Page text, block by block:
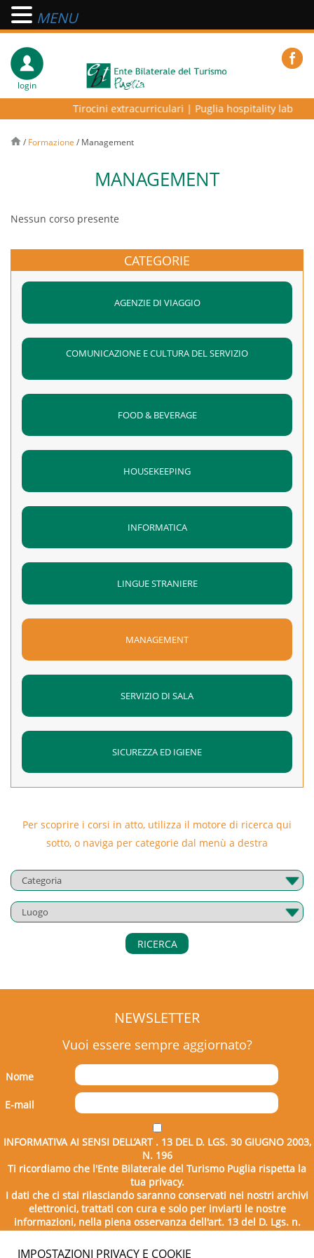
login
Tirocini extracurriculari|Puglia hospitality lab –
/ Formazione / Management
MANAGEMENT
Nessun corso presente
CATEGORIE
AGENZIE DI VIAGGIO
COMUNICAZIONE E CULTURA DEL SERVIZIO
FOOD & BEVERAGE
HOUSEKEEPING
INFORMATICA
LINGUE STRANIERE
MANAGEMENT
SERVIZIO DI SALA
SICUREZZA ED IGIENE
Per scoprire i corsi in atto, utilizza il motore di ricerca qui
sotto, o naviga per categorie dal menù a destra
RICERCA
NEWSLETTER
Vuoi essere sempre aggiornato?
Nome
E-mail
INFORMATIVA AI SENSI DELL’ART . 13 DEL D. LGS. 30 GIUGNO 2003,
N. 196
Ti ricordiamo che l'Ente Bilaterale del Turismo Puglia rispetta la
tua privacy.
I dati che ci stai rilasciando saranno conservati nei nostri archivi
elettronici, trattati con cura e solo per inviarti le nostre
informazioni, nella piena osservanza dell'art. 13 del D. Lgs. n.
196/2003.
IMPOSTAZIONI PRIVACY E COOKIE
MENU